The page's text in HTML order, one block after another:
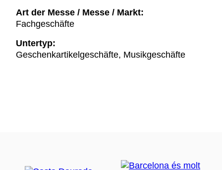
Art der Messe / Messe / Markt:
Fachgeschäfte
Untertyp:
Geschenkartikelgeschäfte, Musikgeschäfte